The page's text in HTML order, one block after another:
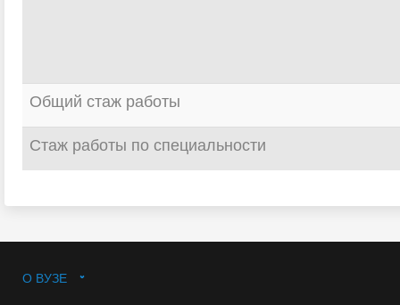
Общий стаж работы
Стаж работы по специальности
О ВУЗЕ